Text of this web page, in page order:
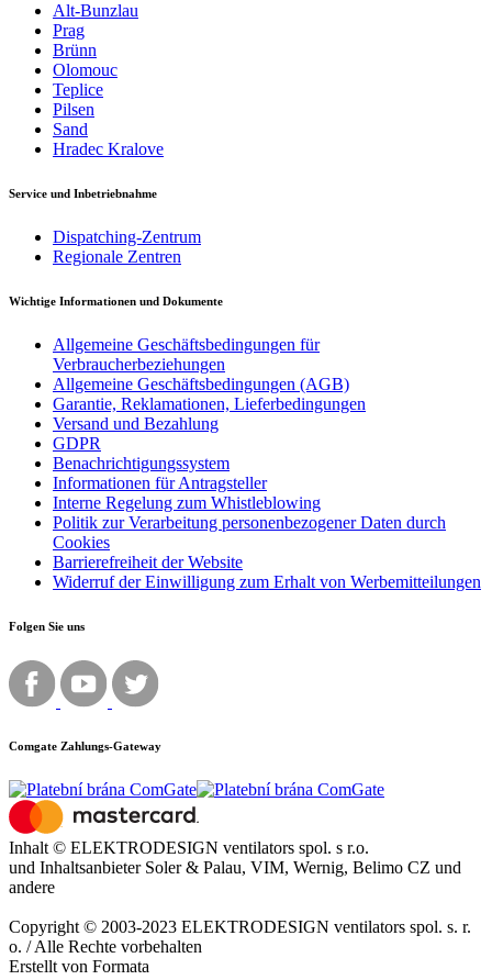
Alt-Bunzlau
Prag
Brünn
Olomouc
Teplice
Pilsen
Sand
Hradec Kralove
Service und Inbetriebnahme
Dispatching-Zentrum
Regionale Zentren
Wichtige Informationen und Dokumente
Allgemeine Geschäftsbedingungen für
Verbraucherbeziehungen
Allgemeine Geschäftsbedingungen (AGB)
Garantie, Reklamationen, Lieferbedingungen
Versand und Bezahlung
GDPR
Benachrichtigungssystem
Informationen für Antragsteller
Interne Regelung zum Whistleblowing
Politik zur Verarbeitung personenbezogener Daten durch
Cookies
Barrierefreiheit der Website
Widerruf der Einwilligung zum Erhalt von Werbemitteilungen
Folgen Sie uns
Comgate Zahlungs-Gateway
Inhalt © ELEKTRODESIGN ventilators spol. s r.o.
und Inhaltsanbieter Soler & Palau, VIM, Wernig, Belimo CZ und
andere
Copyright © 2003-2023 ELEKTRODESIGN ventilators spol. s. r.
o. / Alle Rechte vorbehalten
Erstellt von Formata